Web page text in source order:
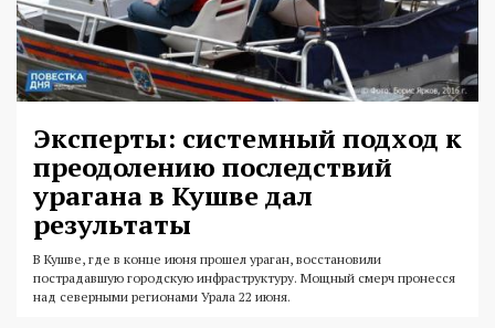
Эксперты: системный подход к
преодолению последствий
урагана в Кушве дал
результаты
В Кушве, где в конце июня прошел ураган, восстановили
пострадавшую городскую инфраструктуру. Мощный смерч пронесся
над северными регионами Урала 22 июня.